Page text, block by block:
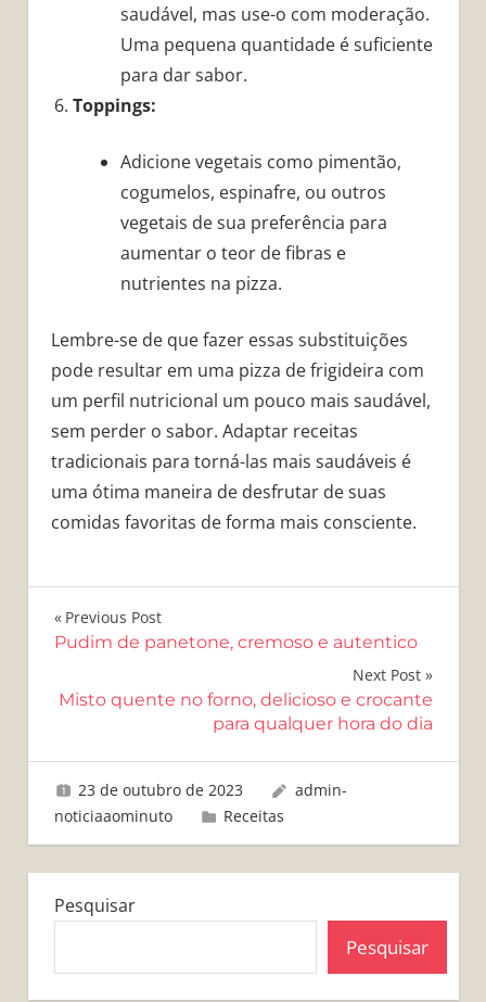
saudável, mas use-o com moderação.
Uma pequena quantidade é suficiente
para dar sabor.
Toppings:
Adicione vegetais como pimentão,
cogumelos, espinafre, ou outros
vegetais de sua preferência para
aumentar o teor de fibras e
nutrientes na pizza.
Lembre-se de que fazer essas substituições
pode resultar em uma pizza de frigideira com
um perfil nutricional um pouco mais saudável,
sem perder o sabor. Adaptar receitas
tradicionais para torná-las mais saudáveis é
uma ótima maneira de desfrutar de suas
comidas favoritas de forma mais consciente.
Navegação
Post
Previous Post
Pudim de panetone, cremoso e autentico
Next Post
Misto quente no forno, delicioso e crocante
para qualquer hora do dia
23 de outubro de 2023
admin-
noticiaaominuto
Receitas
Pesquisar
Pesquisar